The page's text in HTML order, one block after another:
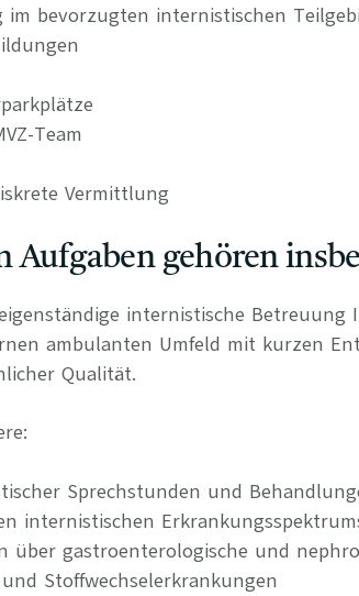
bevorzugten internistischen
Team
Vermittlung
Aufgaben gehören
internistische
ambulanten Umfeld mit kurzen
Qualität.
Sprechstunden und
internistischen
über gastroenterologische und
Stoffwechselerkrankungen